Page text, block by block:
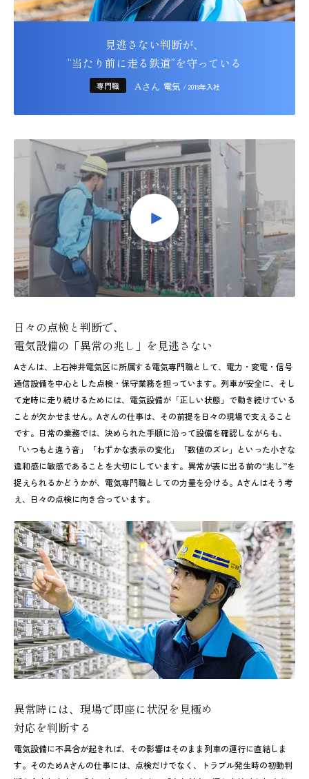
見逃さない判断が、
“当たり前に走る鉄道”を守っている
専門職 Aさん 電気 / 2019年入社
日々の点検と判断で、
電気設備の「異常の兆し」を見逃さない
Aさんは、上石神井電気区に所属する電気専門職として、電力・変電・信号
通信設備を中心とした点検・保守業務を担っています。列車が安全に、そし
て定時に走り続けるためには、電気設備が「正しい状態」で動き続けている
ことが欠かせません。Aさんの仕事は、その前提を日々の現場で支えること
です。日常の業務では、決められた手順に沿って設備を確認しながらも、
「いつもと違う音」「わずかな表示の変化」「数値のズレ」といった小さな
違和感に敏感であることを大切にしています。異常が表に出る前の“兆し”を
捉えられるかどうかが、電気専門職としての力量を分ける。Aさんはそう考
え、日々の点検に向き合っています。
異常時には、現場で即座に状況を見極め
対応を判断する
電気設備に不具合が起きれば、その影響はそのまま列車の運行に直結しま
す。そのためAさんの仕事には、点検だけでなく、トラブル発生時の初動判